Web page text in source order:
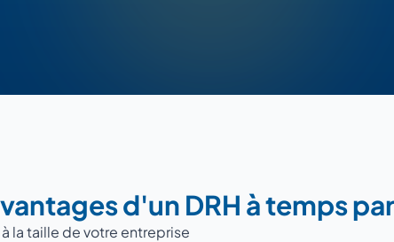
d'un DRH à temps
la taille de votre entreprise